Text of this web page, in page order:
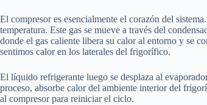
El compresor es esencialmente el corazón del
temperatura. Este gas se mueve a través del
donde el gas caliente libera su calor al entorno y se
sentimos calor en los laterales del frigorífico.
El líquido refrigerante luego se desplaza al
proceso, absorbe calor del ambiente interior del
al compresor para reiniciar el ciclo.